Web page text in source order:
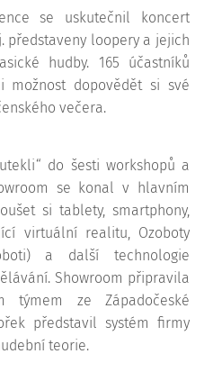
se uskutečnil koncert
představeny loopery a jejich
hudby. 165 účastníků
možnost dopovědět si své
večera.
do šesti workshopů a
se konal v hlavním
si tablety, smartphony,
virtuální realitu, Ozoboty
a další technologie
Showroom připravila
týmem ze Západočeské
představil systém firmy
teorie.